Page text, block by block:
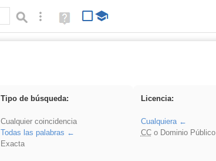
Búsqueda avanzada
Ayuda
(en
Tipo de búsqueda:
Cualquier coincidencia
Todas las palabras
Exacta
Licencia:
Cualquiera
CCo Dominio Público